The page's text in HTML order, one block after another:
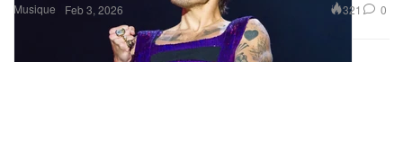
Musique Feb 3, 2026 321 0